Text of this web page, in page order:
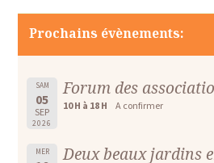
Prochains évènements:
SAM
05
SEP
2026
Forum des
10 H à 18 H A confirmer
MER Deux beaux jardins